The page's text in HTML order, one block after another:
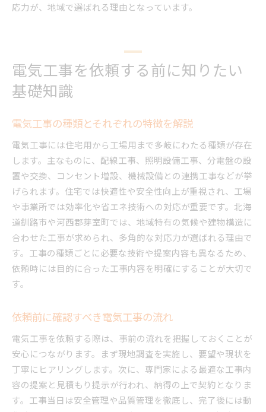
応力が、地域で選ばれる理由となっています。
電気工事を依頼する前に知りたい
基礎知識
電気工事の種類とそれぞれの特徴を解説
電気工事には住宅用から工場用まで多岐にわたる種類が存在
します。主なものに、配線工事、照明設備工事、分電盤の設
置や交換、コンセント増設、機械設備との連携工事などが挙
げられます。住宅では快適性や安全性向上が重視され、工場
や事業所では効率化や省エネ技術への対応が重要です。北海
道釧路市や河西郡芽室町では、地域特有の気候や建物構造に
合わせた工事が求められ、多角的な対応力が選ばれる理由で
す。工事の種類ごとに必要な技術や提案内容も異なるため、
依頼時には目的に合った工事内容を明確にすることが大切で
す。
依頼前に確認すべき電気工事の流れ
電気工事を依頼する際は、事前の流れを把握しておくことが
安心につながります。まず現地調査を実施し、要望や現状を
丁寧にヒアリングします。次に、専門家による最適な工事内
容の提案と見積もり提示が行われ、納得の上で契約となりま
す。工事当日は安全管理や品質管理を徹底し、完了後には動